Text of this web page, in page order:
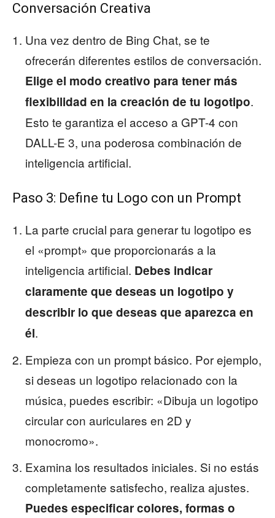
Conversación Creativa
Una vez dentro de Bing Chat, se te
ofrecerán diferentes estilos de conversación.
Elige el modo creativo para tener más
flexibilidad en la creación de tu logotipo.
Esto te garantiza el acceso a GPT-4 con
DALL-E 3, una poderosa combinación de
inteligencia artificial.
Paso 3: Define tu Logo con un Prompt
La parte crucial para generar tu logotipo es
el «prompt» que proporcionarás a la
inteligencia artificial. Debes indicar
claramente que deseas un logotipo y
describir lo que deseas que aparezca en
él.
Empieza con un prompt básico. Por ejemplo,
si deseas un logotipo relacionado con la
música, puedes escribir: «Dibuja un logotipo
circular con auriculares en 2D y
monocromo».
Examina los resultados iniciales. Si no estás
completamente satisfecho, realiza ajustes.
Puedes especificar colores, formas o